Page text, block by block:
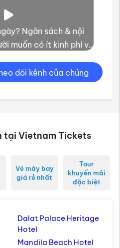
Ngân sách & nội
muốn có ít kinh phí và
dõi kênh của chúng
tại Vietnam Tickets
Vé máy bay
giá rẻ nhất
Tour
khuyến mãi
đặc biệt
Dalat Palace Heritage
Hotel
Mandila Beach Hotel